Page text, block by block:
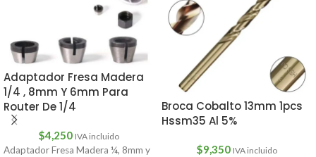
Adaptador Fresa Madera
1/4 , 8mm Y 6mm Para
Router De 1/4
$4,250 IVA incluido
Adaptador Fresa Madera ¼, 8mm y
Broca Cobalto 13mm 1pcs
Hssm35 Al 5%
$9,350 IVA incluido